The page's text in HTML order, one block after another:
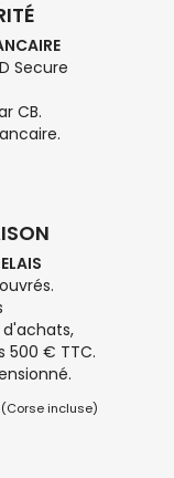
Secure
CB.
d'achats,
500 € TTC.
incluse)